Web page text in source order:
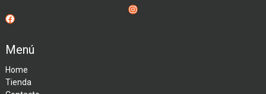
Instagram
Facebook
Menú
Home
Tienda